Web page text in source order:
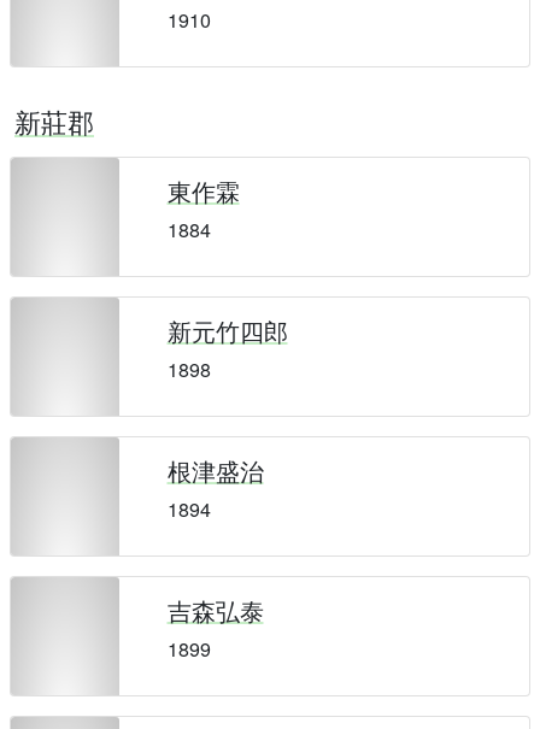
1910
新莊郡
東作霖
1884
新元竹四郎
1898
根津盛治
1894
吉森弘泰
1899